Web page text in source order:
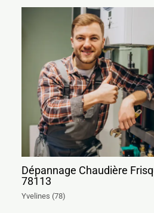
Dépannage Chaudière
78113
Yvelines (78)